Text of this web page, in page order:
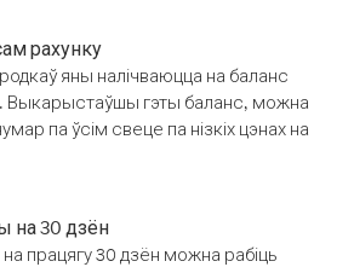
рахунку
яны налічваюцца на баланс
Выкарыстаўшы гэты баланс, можна
па ўсім свеце па нізкіх цэнах на
на 30 дзён
працягу 30 дзён можна рабіць